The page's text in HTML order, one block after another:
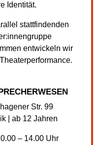
Identität.
stattfindenden
entwickeln wir
Str. 99
| ab 12 Jahren
– 14.00 Uhr